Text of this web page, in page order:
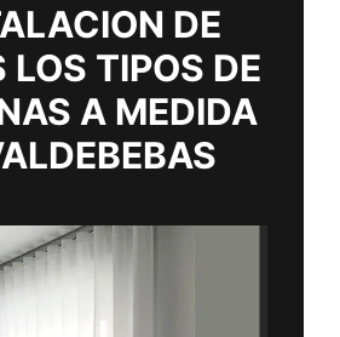
DE
LOS TIPOS DE
A MEDIDA